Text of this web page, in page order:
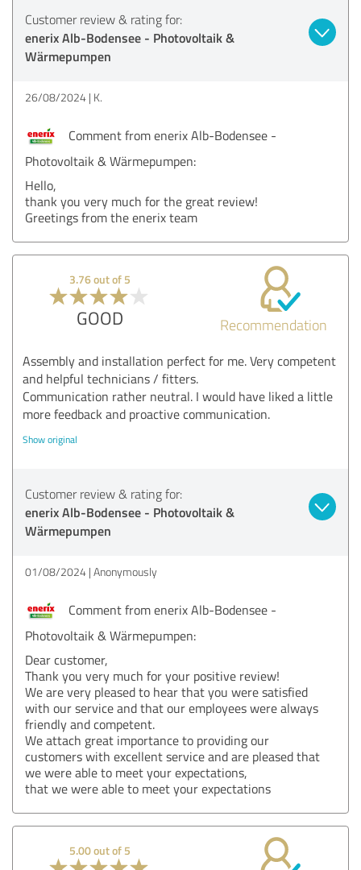
Customer review & rating for:
enerix Alb-Bodensee - Photovoltaik &
Wärmepumpen
26/08/2024 K.
Comment from enerix Alb-Bodensee -
Photovoltaik & Wärmepumpen:
Hello,
thank you very much for the great review!
Greetings from the enerix team
3.76 out of 5
GOOD Recommendation
Assembly and installation perfect for me. Very competent
and helpful technicians / fitters.
Communication rather neutral. I would have liked a little
more feedback and proactive communication.
Show original
Customer review & rating for:
enerix Alb-Bodensee - Photovoltaik &
Wärmepumpen
01/08/2024 Anonymously
Comment from enerix Alb-Bodensee -
Photovoltaik & Wärmepumpen:
Dear customer,
Thank you very much for your positive review!
We are very pleased to hear that you were satisfied
with our service and that our employees were always
friendly and competent.
We attach great importance to providing our
customers with excellent service and are pleased that
we were able to meet your expectations,
that we were able to meet your expectations
5.00 out of 5